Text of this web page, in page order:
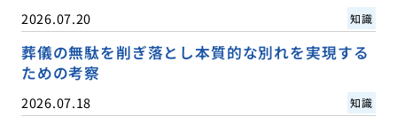
2026.07.20 知識
葬儀の無駄を削ぎ落とし本質的な別れを実現する
ための考察
2026.07.18 知識